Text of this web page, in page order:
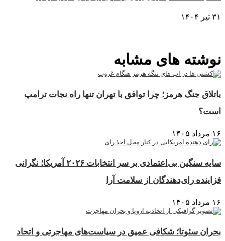
۳۱ تیر ۱۴۰۴
نوشته های مشابه
باتلاق جنگ هرمز؛ چرا توافق با تهران تنها راه نجات ترامپ
است؟
۱۶ مرداد ۱۴۰۵
سایه سنگین بی‌اعتمادی بر سر انتخابات ۲۰۲۶ آمریکا؛ نگرانی
فزاینده رای‌دهندگان از سلامت آرا
۱۶ مرداد ۱۴۰۵
بحران سئوتا؛ شکافی عمیق در سیاست‌های مهاجرتی و اتحاد